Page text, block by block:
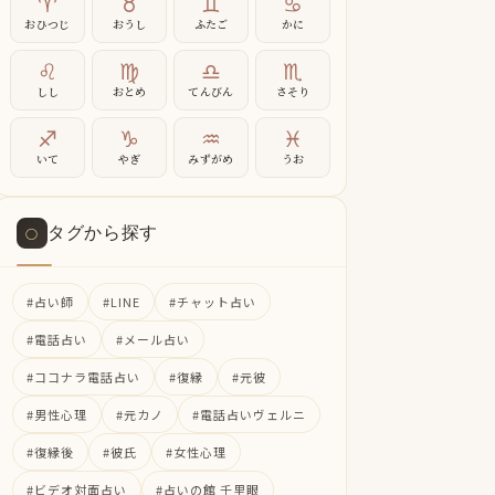
おひつじ おうし ふたご かに
♌
しし
♍
おとめ
♎
てんびん
♏
さそり
♐
いて
♑
やぎ
♒
みずがめ
♓
うお
○ タグから探す
#占い師 #LINE #チャット占い
#電話占い #メール占い
#ココナラ電話占い #復縁 #元彼
#男性心理 #元カノ #電話占いヴェルニ
#復縁後 #彼氏 #女性心理
#ビデオ対面占い #占いの館 千里眼